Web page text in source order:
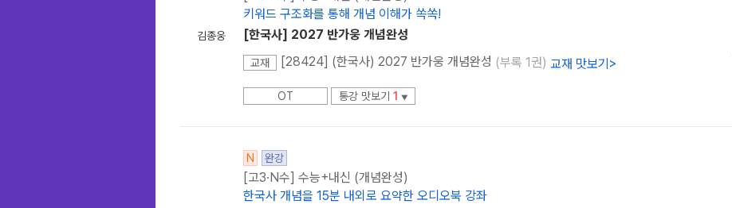
김종웅
키워드 구조화를 통해 개념 이해가 쏙쏙!
[한국사] 2027 반가웅 개념완성
교재 [28424] (한국사) 2027 반가웅 개념완성 (부록 1권) 교재 맛보기>
OT 통강 맛보기 1 ▼
N 완강
[고3·N수] 수능+내신 (개념완성)
한국사 개념을 15분 내외로 요약한 오디오북 강좌